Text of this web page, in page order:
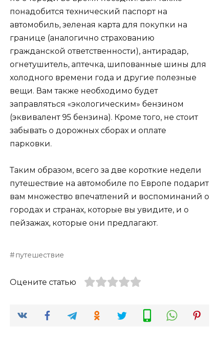
понадобится технический паспорт на
автомобиль, зеленая карта для покупки на
границе (аналогично страхованию
гражданской ответственности), антирадар,
огнетушитель, аптечка, шипованные шины для
холодного времени года и другие полезные
вещи. Вам также необходимо будет
заправляться «экологическим» бензином
(эквивалент 95 бензина). Кроме того, не стоит
забывать о дорожных сборах и оплате
парковки.
Таким образом, всего за две короткие недели
путешествие на автомобиле по Европе подарит
вам множество впечатлений и воспоминаний о
городах и странах, которые вы увидите, и о
пейзажах, которые они предлагают.
путешествие
Оцените статью